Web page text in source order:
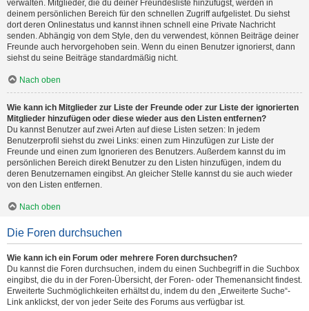
verwalten. Mitglieder, die du deiner Freundesliste hinzufügst, werden in
deinem persönlichen Bereich für den schnellen Zugriff aufgelistet. Du siehst
dort deren Onlinestatus und kannst ihnen schnell eine Private Nachricht
senden. Abhängig von dem Style, den du verwendest, können Beiträge deiner
Freunde auch hervorgehoben sein. Wenn du einen Benutzer ignorierst, dann
siehst du seine Beiträge standardmäßig nicht.
Nach oben
Wie kann ich Mitglieder zur Liste der Freunde oder zur Liste der ignorierten
Mitglieder hinzufügen oder diese wieder aus den Listen entfernen?
Du kannst Benutzer auf zwei Arten auf diese Listen setzen: In jedem
Benutzerprofil siehst du zwei Links: einen zum Hinzufügen zur Liste der
Freunde und einen zum Ignorieren des Benutzers. Außerdem kannst du im
persönlichen Bereich direkt Benutzer zu den Listen hinzufügen, indem du
deren Benutzernamen eingibst. An gleicher Stelle kannst du sie auch wieder
von den Listen entfernen.
Nach oben
Die Foren durchsuchen
Wie kann ich ein Forum oder mehrere Foren durchsuchen?
Du kannst die Foren durchsuchen, indem du einen Suchbegriff in die Suchbox
eingibst, die du in der Foren-Übersicht, der Foren- oder Themenansicht findest.
Erweiterte Suchmöglichkeiten erhältst du, indem du den „Erweiterte Suche“-
Link anklickst, der von jeder Seite des Forums aus verfügbar ist.